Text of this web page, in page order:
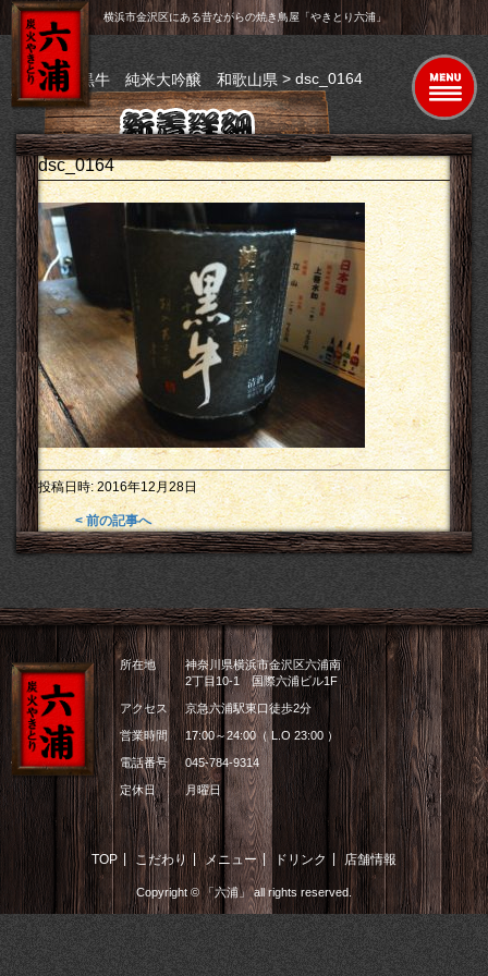
横浜市金沢区にある昔ながらの焼き鳥屋「やきとり六浦」
トップ> 黒牛 純米大吟醸 和歌山県 > dsc_0164
dsc_0164
投稿日時:2016年12月28日
< 前の記事へ
所在地
神奈川県横浜市金沢区六浦南
2丁目10-1 国際六浦ビル1F
アクセス 京急六浦駅東口徒歩2分
営業時間 17:00～24:00（ L.O 23:00 ）
電話番号 045-784-9314
定休日 月曜日
TOP こだわり メニュー | ドリンク 店舗情報
Copyright © 「六浦」 all rights reserved.